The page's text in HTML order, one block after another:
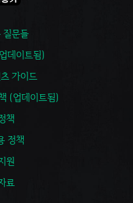
질문들
데이트됨)
가이드
(업데이트됨)
책
정책
원
료